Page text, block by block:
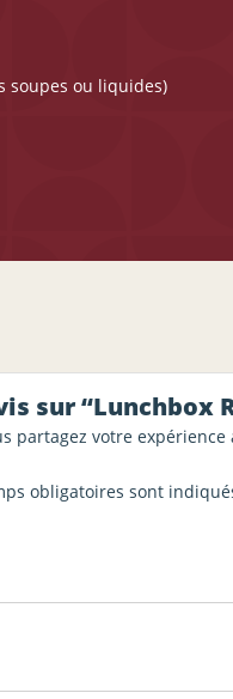
soupes ou liquides)
sur “Lunchbox
partagez votre
obligatoires sont